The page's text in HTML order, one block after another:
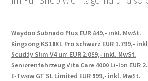
Waydoo Subnado Plus EUR 849,- inkl. MwSt.
Kingsong KS18XL Pro schwarz EUR 1.799,-
Scuddy Slim V4 um EUR 2.099,- inkl. MwSt.
Seniorenfahrzeug Vita Care 4000 Li-Ion EUR
E-Twow GT SL Limited EUR 999,- inkl. MwSt.